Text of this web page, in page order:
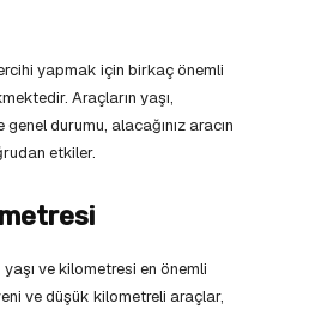
yapmak için birkaç önemli
Araçların yaşı,
durumu, alacağınız aracın
etkiler.
yaşı ve kilometresi en önemli
ve düşük kilometreli araçlar,